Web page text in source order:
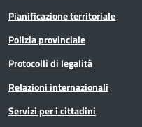
Pianificazione territoriale
Polizia provinciale
Protocolli di legalità
Relazioni internazionali
Servizi per i cittadini